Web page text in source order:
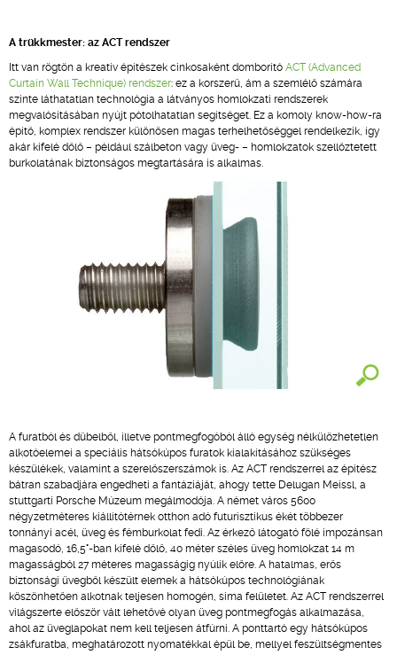
A trükkmester: az ACT rendszer
Itt van rögtön a kreatív építészek cinkosaként domborító ACT (Advanced
Curtain Wall Technique) rendszer: ez a korszerű, ám a szemlélő számára
szinte láthatatlan technológia a látványos homlokzati rendszerek
megvalósításában nyújt pótolhatatlan segítséget. Ez a komoly know-how-ra
építő, komplex rendszer különösen magas terhelhetőséggel rendelkezik, így
akár kifelé dőlő – például szálbeton vagy üveg- – homlokzatok szellőztetett
burkolatának biztonságos megtartására is alkalmas.
A furatból és dübelből, illetve pontmegfogóból álló egység nélkülözhetetlen
alkotóelemei a speciális hátsókúpos furatok kialakításához szükséges
készülékek, valamint a szerelőszerszámok is. Az ACT rendszerrel az építész
bátran szabadjára engedheti a fantáziáját, ahogy tette Delugan Meissl, a
stuttgarti Porsche Múzeum megálmodója. A német város 5600
négyzetméteres kiállítótérnek otthon adó futurisztikus ékét többezer
tonnányi acél, üveg és fémburkolat fedi. Az érkező látogató fölé impozánsan
magasodó, 16,5°-ban kifelé dőlő, 40 méter széles üveg homlokzat 14 m
magasságból 27 méteres magasságig nyúlik előre. A hatalmas, erős
biztonsági üvegből készült elemek a hátsókúpos technológiának
köszönhetően alkotnak teljesen homogén, sima felületet. Az ACT rendszerrel
világszerte először vált lehetővé olyan üveg pontmegfogás alkalmazása,
ahol az üveglapokat nem kell teljesen átfúrni. A ponttartó egy hátsókúpos
zsákfuratba, meghatározott nyomatékkal épül be, mellyel feszültségmentes